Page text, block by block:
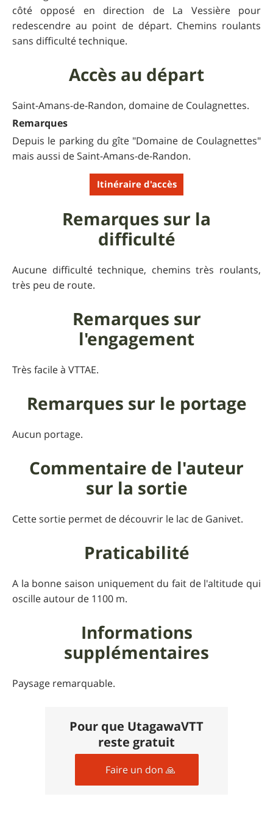
côté opposé en direction de La Vessière pour
redescendre au point de départ. Chemins roulants
sans difficulté technique.
Accès au départ
Saint-Amans-de-Randon, domaine de Coulagnettes.
Remarques
Depuis le parking du gîte "Domaine de Coulagnettes"
mais aussi de Saint-Amans-de-Randon.
Itinéraire d'accès
Remarques sur la
difficulté
Aucune difficulté technique, chemins très roulants,
très peu de route.
Remarques sur
l'engagement
Très facile à VTTAE.
Remarques sur le portage
Aucun portage.
Commentaire de l'auteur
sur la sortie
Cette sortie permet de découvrir le lac de Ganivet.
Praticabilité
A la bonne saison uniquement du fait de l'altitude qui
oscille autour de 1100 m.
Informations
supplémentaires
Paysage remarquable.
Pour que UtagawaVTT
reste gratuit
Faire un don 🙏